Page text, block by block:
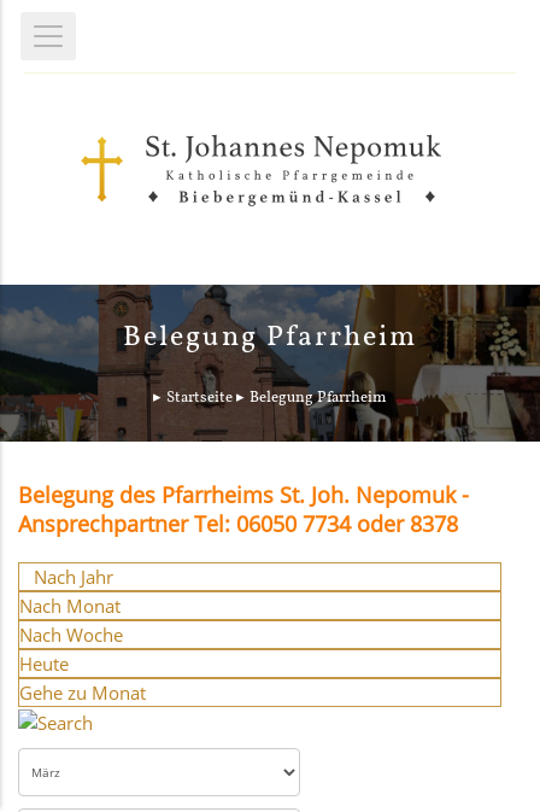
Belegung Pfarrheim
Startseite Belegung Pfarrheim
Belegung des Pfarrheims St. Joh. Nepomuk -
Ansprechpartner Tel: 06050 7734 oder 8378
Nach Jahr
Nach Monat
Nach Woche
Heute
Gehe zu Monat